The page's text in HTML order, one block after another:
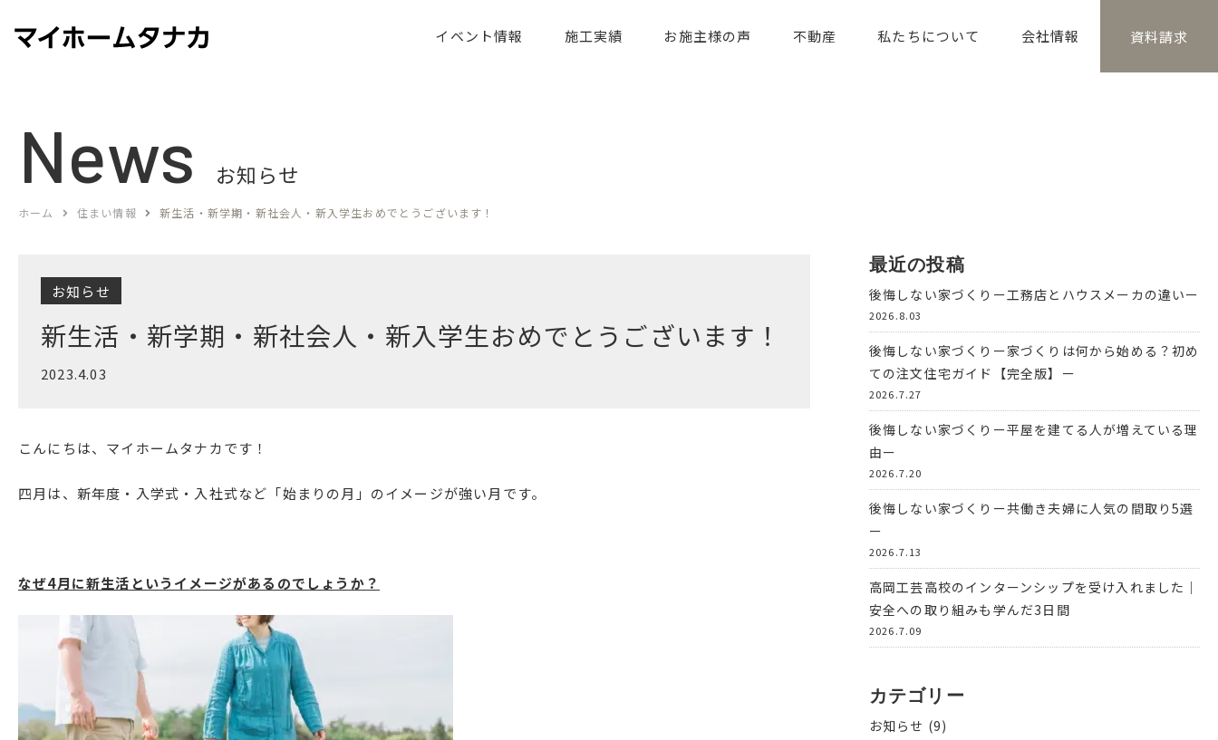
イベント情報 施工実績 お施主様の声 不動産 私たちについて 会社情報 資料請求
News お知らせ
ホーム 住まい情報 新生活・新学期・新社会人・新入学生おめでとうございます！
お知らせ
新生活・新学期・新社会人・新入学生おめでとうございます！
2023.4.03
こんにちは、マイホームタナカです！
四月は、新年度・入学式・入社式など「始まりの月」のイメージが強い月です。
なぜ4月に新生活というイメージがあるのでしょうか？
最近の投稿
後悔しない家づくりー工務店とハウスメーカの違いー
2026.8.03
後悔しない家づくりー家づくりは何から始める？初め
ての注文住宅ガイド【完全版】ー
2026.7.27
後悔しない家づくりー平屋を建てる人が増えている理
由ー
2026.7.20
後悔しない家づくりー共働き夫婦に人気の間取り5選
ー
2026.7.13
高岡工芸高校のインターンシップを受け入れました｜
安全への取り組みも学んだ3日間
2026.7.09
カテゴリー
お知らせ (9)